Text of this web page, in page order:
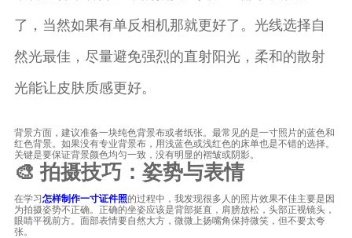
了，当然如果有单反相机那就更好了。光线选择自
然光最佳，尽量避免强烈的直射阳光，柔和的散射
光能让皮肤质感更好。
背景方面，建议准备一块纯色背景布或者纸张。最常见的是一寸照片的蓝色和
红色背景。如果没有专业背景布，用浅蓝色或浅红色的床单也是不错的选择。
关键是要保证背景颜色均匀一致，没有明显的褶皱或阴影。
🎨 拍摄技巧：姿势与表情
在学习怎样制作一寸证件照的过程中，我发现很多人的照片效果不佳主要是因
为拍摄姿势不正确。正确的坐姿应该是背部挺直，肩膀放松，头部正视镜头，
眼睛平视前方。面部表情要自然大方，微微上扬嘴角保持微笑，但不要太夸
张。